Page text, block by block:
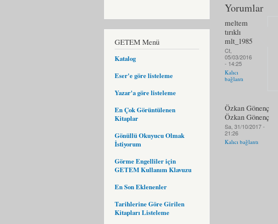
GETEM Menü
Katalog
Eser'e göre listeleme
Yazar'a göre listeleme
En Çok Görüntülenen
Kitaplar
Gönüllü Okuyucu Olmak
İstiyorum
Görme Engelliler için
GETEM Kullanım Klavuzu
En Son Eklenenler
Tarihlerine Göre Girilen
Kitapları Listeleme
Yorumlar
meltem
tırıklı
mlt_1985
Ct,
05/03/2016
- 14:25
Kalıcı
bağlantı
Özkan Gönenç
Özkan Gönenç
Sa, 31/10/2017 -
21:26
Kalıcı bağlantı